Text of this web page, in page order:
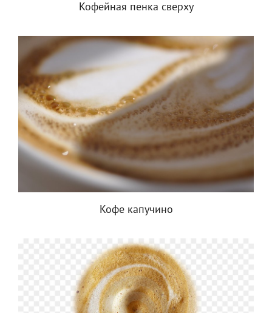
Кофейная пенка сверху
Кофе капучино